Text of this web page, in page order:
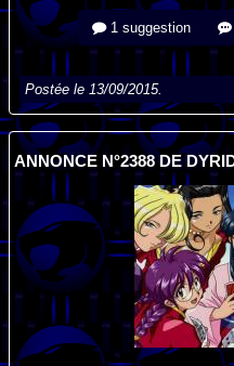
1 suggestion
Postée le 13/09/2015.
ANNONCE N°2388 DE